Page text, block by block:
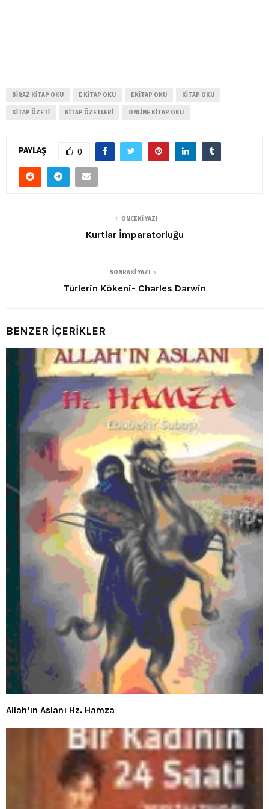
BIRAZ KITAP OKU E KITAP OKU EKITAP OKU KITAP OKU
KITAP ÖZETI KITAP ÖZETLERI ONLINE KITAP OKU
PAYLAŞ 0
ÖNCEKI YAZI
Kurtlar İmparatorluğu
SONRAKI YAZI
Türlerin Kökeni- Charles Darwin
BENZER İÇERİKLER
Allah’ın Aslanı Hz. Hamza